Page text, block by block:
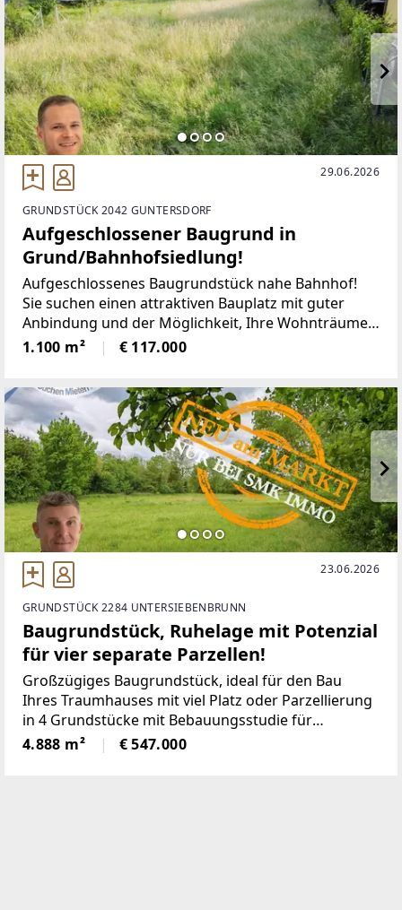
29.06.2026
GRUNDSTÜCK 2042 GUNTERSDORF
Aufgeschlossener Baugrund in
Grund/Bahnhofsiedlung!
Aufgeschlossenes Baugrundstück nahe Bahnhof!
Sie suchen einen attraktiven Bauplatz mit guter
Anbindung und der Möglichkeit, Ihre Wohnträume
rasch zu verwirklichen? Dann sollten Sie dieses
Grundstück in Grund bei Guntersdorf unbedingt
1.100 m² € 117.000
23.06.2026
GRUNDSTÜCK 2284 UNTERSIEBENBRUNN
Baugrundstück, Ruhelage mit Potenzial
für vier separate Parzellen!
Großzügiges Baugrundstück, ideal für den Bau
Ihres Traumhauses mit viel Platz oder Parzellierung
in 4 Grundstücke mit Bebauungsstudie für
Reihenhäuser, Doppelhäuser oder
Einfamilienhäuser mit Garten, Terrasse und Pool.
4.888 m² € 547.000